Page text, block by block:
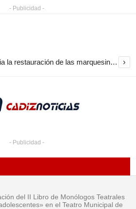
- Publicidad -
El Ayuntamiento inicia la restauración de las marquesinas de Plaza Esteve para volver a instalarlas en el centro de Jerez ›
- Publicidad -
del II Libro de Monólogos Teatrales
en el Teatro Municipal de